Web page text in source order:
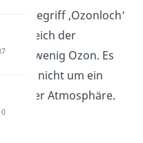
dem Begriff ‚Ozonloch‘
Bereich der
sehr wenig Ozon. Es
also nicht um ein
in der Atmosphäre.